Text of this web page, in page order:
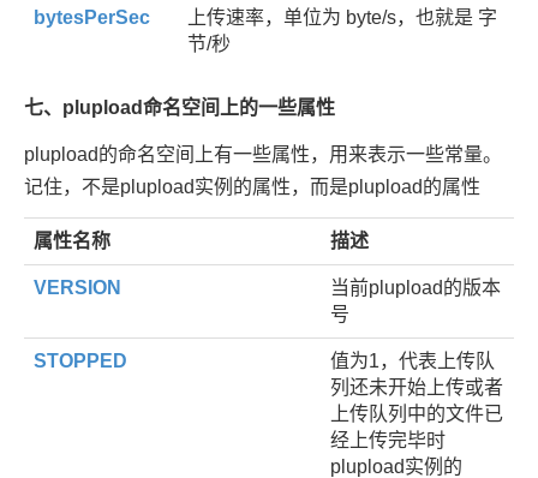
bytesPerSec
上传速率，单位为 byte/s，也就是 字
节/秒
七、plupload命名空间上的一些属性
plupload的命名空间上有一些属性，用来表示一些常量。
记住，不是plupload实例的属性，而是plupload的属性
属性名称 描述
VERSION
当前plupload的版本
号
STOPPED
值为1，代表上传队
列还未开始上传或者
上传队列中的文件已
经上传完毕时
plupload实例的